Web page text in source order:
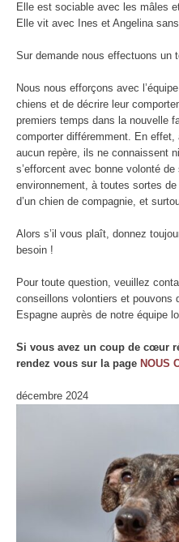
Elle est sociable avec les mâles
Elle vit avec Ines et Angelina
Sur demande nous effectuons un
Nous nous efforçons avec
chiens et de décrire leur
premiers temps dans la nouvelle
comporter différemment. En effet,
aucun repère, ils ne connaissent
s’efforcent avec bonne volonté de
environnement, à toutes sortes
d’un chien de compagnie, et
Alors s’il vous plaît, donnez
besoin !
Pour toute question, veuillez
conseillons volontiers et pouvons
Espagne auprès de notre équipe
Si vous avez un coup de cœur
rendez vous sur la page NOUS
décembre 2024